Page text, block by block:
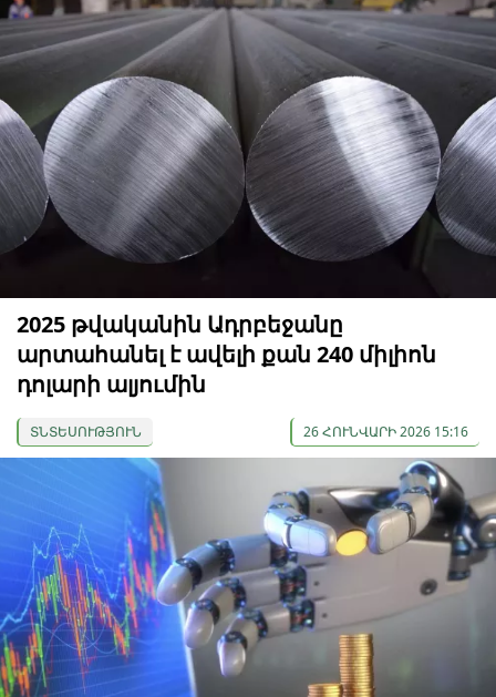
2025 թվականին Ադրբեջանը
արտահանել է ավելի քան 240 միլիոն
դոլարի ալյումին
ՏՆՏԵՍՈՒԹՅՈՒՆ 26 ՀՈՒՆՎԱՐԻ 2026 15:16